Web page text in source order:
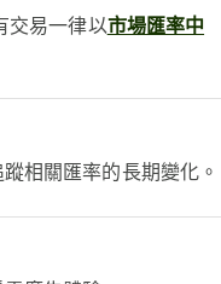
交易一律以市場匯率中
相關匯率的長期變化。